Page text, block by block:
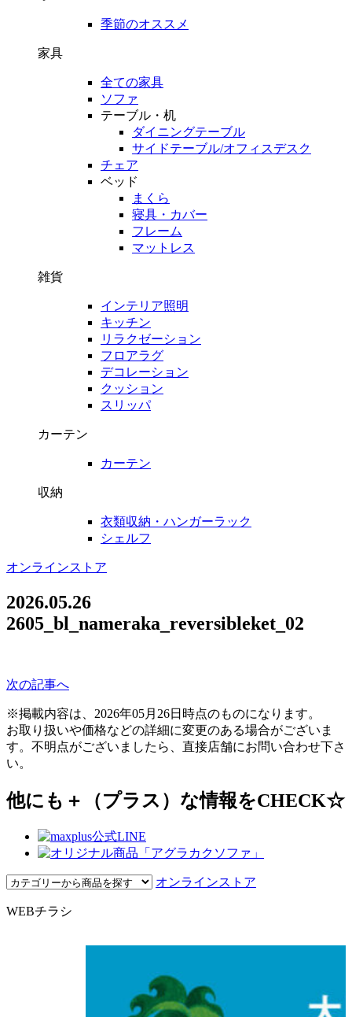
季節のオススメ
家具
全ての家具
ソファ
テーブル・机
ダイニングテーブル
サイドテーブル/オフィスデスク
チェア
ベッド
まくら
寝具・カバー
フレーム
マットレス
雑貨
インテリア照明
キッチン
リラクゼーション
フロアラグ
デコレーション
クッション
スリッパ
カーテン
カーテン
収納
衣類収納・ハンガーラック
シェルフ
オンラインストア
2026.05.26
2605_bl_nameraka_reversibleket_02
次の記事へ
※掲載内容は、2026年05月26日時点のものになります。
お取り扱いや価格などの詳細に変更のある場合がございま
す。不明点がございましたら、直接店舗にお問い合わせ下さ
い。
他にも＋（プラス）な情報をCHECK☆
オンラインストア
WEBチラシ